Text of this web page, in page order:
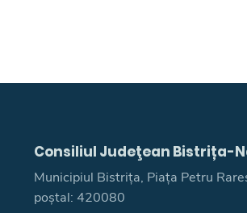
Consiliul Judeţean Bistrița-
Municipiul Bistrița, Piața Petru
poștal: 420080